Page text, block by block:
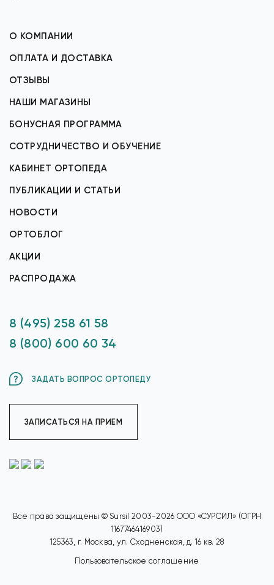
О КОМПАНИИ
ОПЛАТА И ДОСТАВКА
ОТЗЫВЫ
НАШИ МАГАЗИНЫ
БОНУСНАЯ ПРОГРАММА
СОТРУДНИЧЕСТВО И ОБУЧЕНИЕ
КАБИНЕТ ОРТОПЕДА
ПУБЛИКАЦИИ И СТАТЬИ
НОВОСТИ
ОРТОБЛОГ
АКЦИИ
РАСПРОДАЖА
8 (495) 258 61 58
8 (800) 600 60 34
ЗАДАТЬ ВОПРОС ОРТОПЕДУ
ЗАПИСАТЬСЯ НА ПРИЕМ
Все права защищены © Sursil 2003-2026 ООО «СУРСИЛ» (ОГРН
1167746416903)
125363, г. Москва, ул. Сходненская, д. 16 кв. 28
Пользовательское соглашение